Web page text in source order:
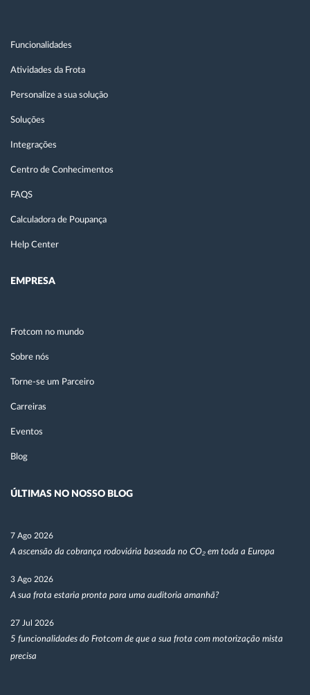
Funcionalidades
Atividades da Frota
Personalize a sua solução
Soluções
Integrações
Centro de Conhecimentos
FAQS
Calculadora de Poupança
Help Center
EMPRESA
Frotcom no mundo
Sobre nós
Torne-se um Parceiro
Carreiras
Eventos
Blog
ÚLTIMAS NO NOSSO BLOG
7 Ago 2026
A ascensão da cobrança rodoviária baseada no CO₂ em toda a Europa
3 Ago 2026
A sua frota estaria pronta para uma auditoria amanhã?
27 Jul 2026
5 funcionalidades do Frotcom de que a sua frota com motorização mista
precisa